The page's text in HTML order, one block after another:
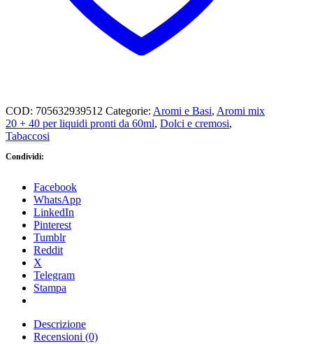
COD: 705632939512 Categorie: Aromi e Basi, Aromi mix
20 + 40 per liquidi pronti da 60ml, Dolci e cremosi,
Tabaccosi
Condividi:
Facebook
WhatsApp
LinkedIn
Pinterest
Tumblr
Reddit
X
Telegram
Stampa
Descrizione
Recensioni (0)